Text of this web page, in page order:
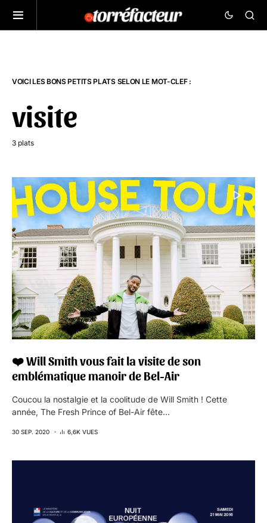
VOICI LES BONS PETITS PLATS SELON LE MOT-CLEF :
visite
3 plats
❤️ Will Smith vous fait la visite de son
emblématique manoir de Bel-Air
Coucou la nostalgie et la coolitude de Will Smith ! Cette
année, The Fresh Prince of Bel-Air fête…
30 SEP. 2020 6,6K VUES